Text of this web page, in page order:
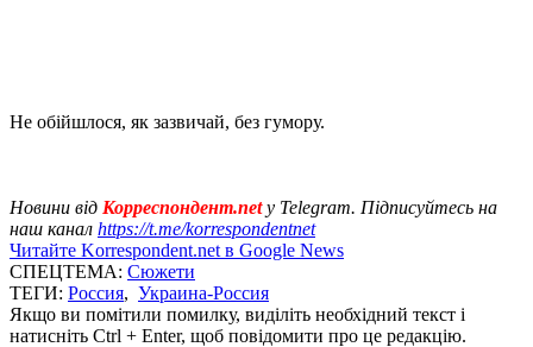
Не обійшлося, як зазвичай, без гумору.
Новини від Корреспондент.netу Telegram. Підписуйтесь на
наш канал https://t.me/korrespondentnet
Читайте Korrespondent.net в Google News
СПЕЦТЕМА: Сюжети
ТЕГИ: Россия, Украина-Россия
Якщо ви помітили помилку, виділіть необхідний текст і
натисніть Ctrl + Enter, щоб повідомити про це редакцію.